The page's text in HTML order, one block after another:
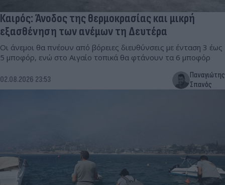
Καιρός: Άνοδος της θερμοκρασίας και μικρή
εξασθένηση των ανέμων τη Δευτέρα
Οι άνεμοι θα πνέουν από βόρειες διευθύνσεις με ένταση 3 έως
5 μποφόρ, ενώ στο Αιγαίο τοπικά θα φτάνουν τα 6 μποφόρ
02.08.2026 23:53
Παναγιώτης
Σπανός